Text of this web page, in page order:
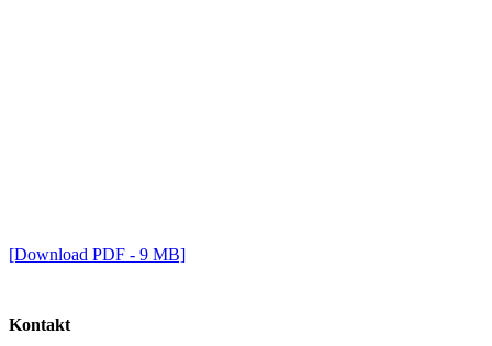
[Download PDF - 9 MB]
Kontakt